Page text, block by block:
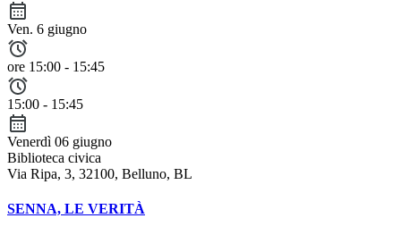
Ven. 6 giugno
ore 15:00 - 15:45
15:00 - 15:45
Venerdì 06 giugno
Biblioteca civica
Via Ripa, 3, 32100, Belluno, BL
SENNA, LE VERITÀ